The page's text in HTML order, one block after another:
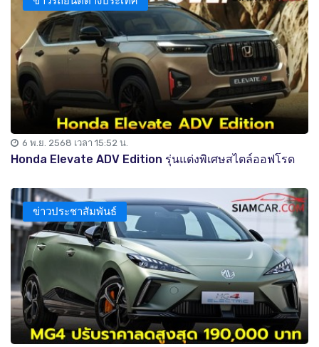
6 พ.ย. 2568 เวลา 15:52 น.
Honda Elevate ADV Edition รุ่นแต่งพิเศษสไตล์ออฟโรด
ข่าวประชาสัมพันธ์